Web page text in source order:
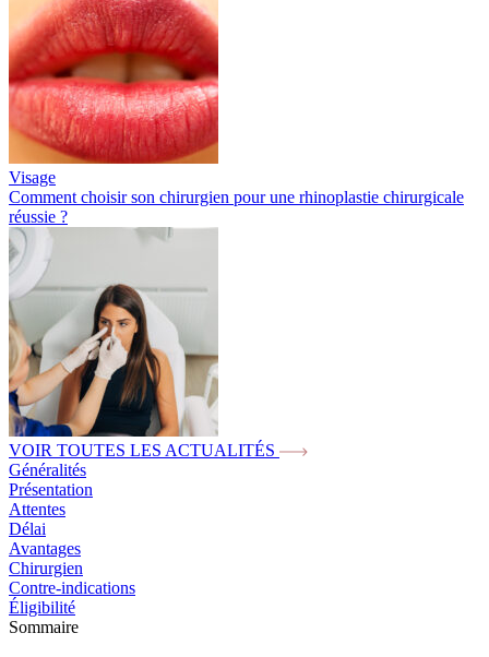
Visage
Comment choisir son chirurgien pour une rhinoplastie chirurgicale
réussie ?
VOIR TOUTES LES ACTUALITÉS
Généralités
Présentation
Attentes
Délai
Avantages
Chirurgien
Contre-indications
Éligibilité
Sommaire